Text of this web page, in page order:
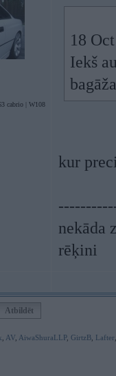
cabrio | W108
18
Iekš
kur
nekāda
rēķini
Atbildēt
AV AiwaShuraLLP, GirtzB Lafter